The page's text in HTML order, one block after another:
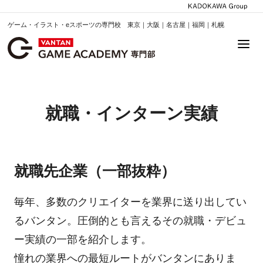
ゲーム・イラスト・eスポーツの専門校 東京｜大阪｜名古屋｜福岡｜札幌
就職・インターン実績
就職先企業（一部抜粋）
毎年、多数のクリエイターを業界に送り出してい
るバンタン。圧倒的とも言えるその就職・デビュ
ー実績の一部を紹介します。
憧れの業界への最短ルートがバンタンにありま